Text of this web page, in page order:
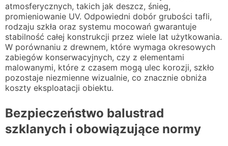
atmosferycznych, takich jak deszcz, śnieg,
promieniowanie UV. Odpowiedni dobór grubości tafli,
rodzaju szkła oraz systemu mocowań gwarantuje
stabilność całej konstrukcji przez wiele lat użytkowania.
W porównaniu z drewnem, które wymaga okresowych
zabiegów konserwacyjnych, czy z elementami
malowanymi, które z czasem mogą ulec korozji, szkło
pozostaje niezmienne wizualnie, co znacznie obniża
koszty eksploatacji obiektu.
Bezpieczeństwo balustrad
szklanych i obowiązujące normy